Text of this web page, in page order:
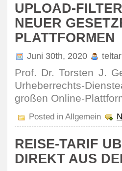
UPLOAD-
NEUER
PLATTFORMEN
Juni 30th, 2020
Prof. Dr. Torsten J.
Urhe­ber­rechts-
großen Online-
Posted in Allgemein
REISE-TARIF
DIREKT AUS